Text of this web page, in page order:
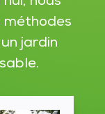
méthodes
jardin